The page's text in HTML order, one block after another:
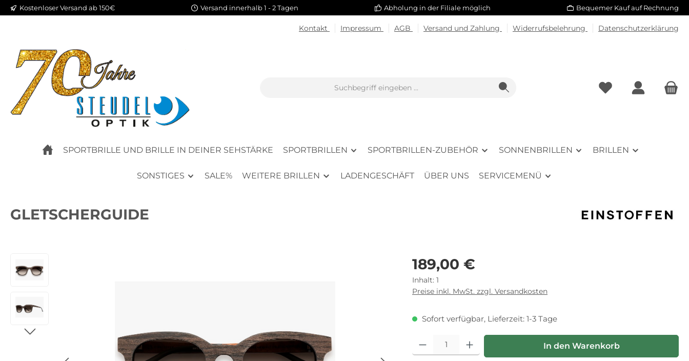
Hauptinhalt springen
Zur Suche springen
Zur Hauptnavigation springen
Kostenloser Versand ab 150€ Versand innerhalb 1 - 2 Tagen Abholung in der Filiale möglich Bequemer Kauf auf Rechnung
Kontakt Impressum AGB Versand und Zahlung Widerrufsbelehrung Datenschutzerklärung
SPORTBRILLE UND BRILLE IN DEINER SEHSTÄRKE SPORTBRILLEN SPORTBRILLEN-ZUBEHÖR SONNENBRILLEN BRILLEN
SONSTIGES SALE% WEITERE BRILLEN LADENGESCHÄFT ÜBER UNS SERVICEMENÜ
GLETSCHERGUIDE
Regulärer Preis:
189,00 €
Inhalt: 1
Preise inkl. MwSt. zzgl. Versandkosten
Sofort verfügbar, Lieferzeit: 1-3 Tage
Produkt Anzahl: Gib den gewünschten Wert ein oder benutze die
In den Warenkorb